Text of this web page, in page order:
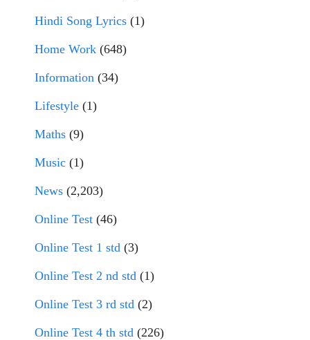
Hindi Song Lyrics (1)
Home Work (648)
Information (34)
Lifestyle (1)
Maths (9)
Music (1)
News (2,203)
Online Test (46)
Online Test 1 std (3)
Online Test 2 nd std (1)
Online Test 3 rd std (2)
Online Test 4 th std (226)